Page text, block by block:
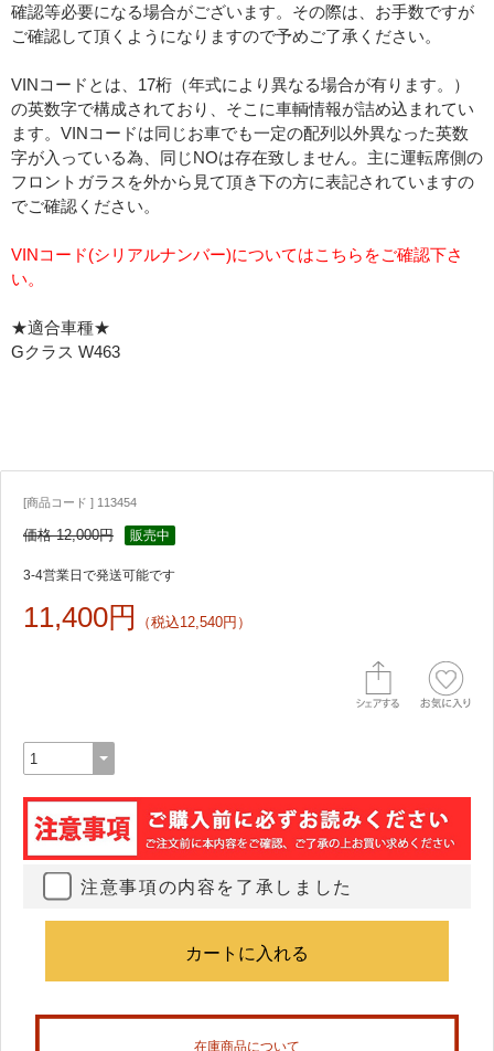
確認等必要になる場合がございます。その際は、お手数ですが
ご確認して頂くようになりますので予めご了承ください。
VINコードとは、17桁（年式により異なる場合が有ります。）
の英数字で構成されており、そこに車輌情報が詰め込まれてい
ます。VINコードは同じお車でも一定の配列以外異なった英数
字が入っている為、同じNOは存在致しません。主に運転席側の
フロントガラスを外から見て頂き下の方に表記されていますの
でご確認ください。
VINコード(シリアルナンバー)についてはこちらをご確認下さ
い。
★適合車種★
Gクラス W463
[商品コード ] 113454
価格 12,000円 販売中
3-4営業日で発送可能です
11,400円 （税込12,540円）
注意事項の内容を了承しました
在庫商品について